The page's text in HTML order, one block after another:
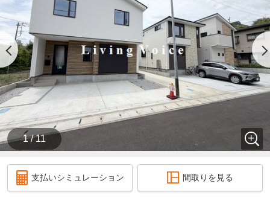
1 / 11
支払いシミュレーション 間取りを見る